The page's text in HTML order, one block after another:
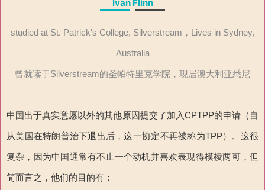
Ivan Flinn
studied at St. Patrick's College, Silverstream，Lives in Sydney,
Australia
曾就读于Silverstream的圣帕特里克学院，现居澳大利亚悉尼
中国出于真实意愿以外的其他原因提交了加入CPTPP的申请（自
从美国在特朗普治下退出后，这一协定不再被称为TPP）。这很
复杂，因为中国通常有不止一个动机并喜欢表现得模棱两可，但
简而言之，他们的目的有：